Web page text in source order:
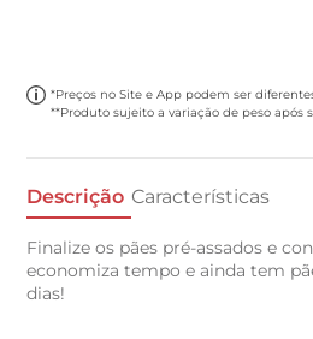
*Preços no Site e App podem ser
**Produto sujeito a variação de peso após
Descrição Características
Finalize os pães pré-assados e
economiza tempo e ainda tem
dias!